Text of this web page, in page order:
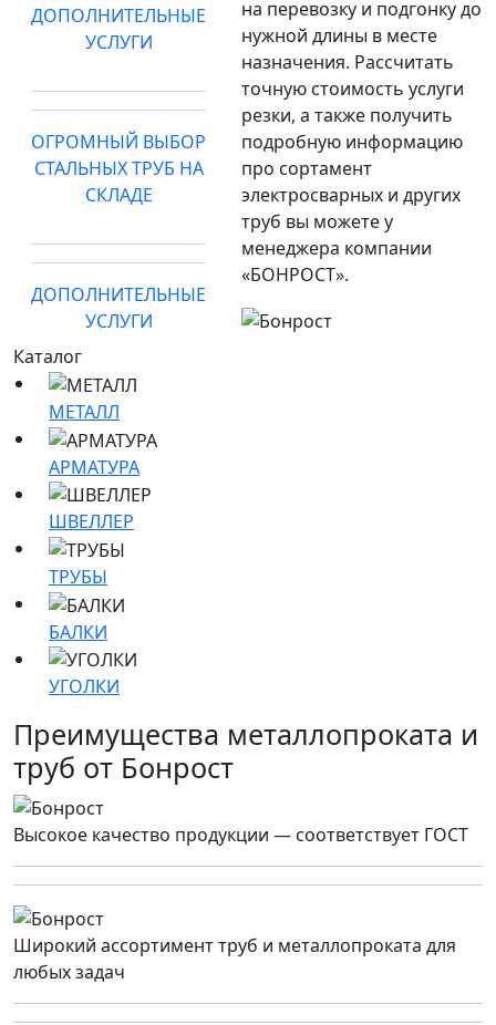
ДОПОЛНИТЕЛЬНЫЕ
УСЛУГИ
ОГРОМНЫЙ ВЫБОР
СТАЛЬНЫХ ТРУБ НА
СКЛАДЕ
ДОПОЛНИТЕЛЬНЫЕ
УСЛУГИ
на перевозку и подгонку до
нужной длины в месте
назначения. Рассчитать
точную стоимость услуги
резки, а также получить
подробную информацию
про сортамент
электросварных и других
труб вы можете у
менеджера компании
«БОНРОСТ».
Каталог
МЕТАЛЛ
АРМАТУРА
ШВЕЛЛЕР
ТРУБЫ
БАЛКИ
УГОЛКИ
Преимущества металлопроката и
труб от Бонрост
Высокое качество продукции — соответствует ГОСТ
Широкий ассортимент труб и металлопроката для
любых задач